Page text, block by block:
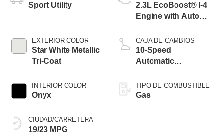
Sport Utility
EXTERIOR COLOR
Star White Metallic
Tri-Coat
INTERIOR COLOR
Onyx
CIUDAD/CARRETERA
19/23 MPG
2.3L EcoBoost® I-4
Engine with Auto
Technology
CAJA DE CAMBIOS
10-Speed
Automatic
TIPO DE COMBUSTIBLE
Gas